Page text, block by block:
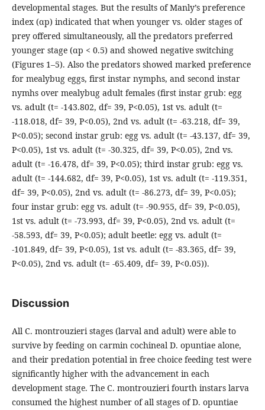
developmental stages. But the results of Manly’s preference
index (αp) indicated that when younger vs. older stages of
prey offered simultaneously, all the predators preferred
younger stage (αp < 0.5) and showed negative switching
(Figures 1–5). Also the predators showed marked preference
for mealybug eggs, first instar nymphs, and second instar
nymhs over mealybug adult females (first instar grub: egg
vs. adult (t= -143.802, df= 39, P<0.05), 1st vs. adult (t=
-118.018, df= 39, P<0.05), 2nd vs. adult (t= -63.218, df= 39,
P<0.05); second instar grub: egg vs. adult (t= -43.137, df= 39,
P<0.05), 1st vs. adult (t= -30.325, df= 39, P<0.05), 2nd vs.
adult (t= -16.478, df= 39, P<0.05); third instar grub: egg vs.
adult (t= -144.682, df= 39, P<0.05), 1st vs. adult (t= -119.351,
df= 39, P<0.05), 2nd vs. adult (t= -86.273, df= 39, P<0.05);
four instar grub: egg vs. adult (t= -90.955, df= 39, P<0.05),
1st vs. adult (t= -73.993, df= 39, P<0.05), 2nd vs. adult (t=
-58.593, df= 39, P<0.05); adult beetle: egg vs. adult (t=
-101.849, df= 39, P<0.05), 1st vs. adult (t= -83.365, df= 39,
P<0.05), 2nd vs. adult (t= -65.409, df= 39, P<0.05)).
Discussion
All C. montrouzieri stages (larval and adult) were able to
survive by feeding on carmin cochineal D. opuntiae alone,
and their predation potential in free choice feeding test were
significantly higher with the advancement in each
development stage. The C. montrouzieri fourth instars larva
consumed the highest number of all stages of D. opuntiae